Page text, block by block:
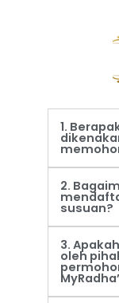
1.
2.
susuan?
3.
oleh